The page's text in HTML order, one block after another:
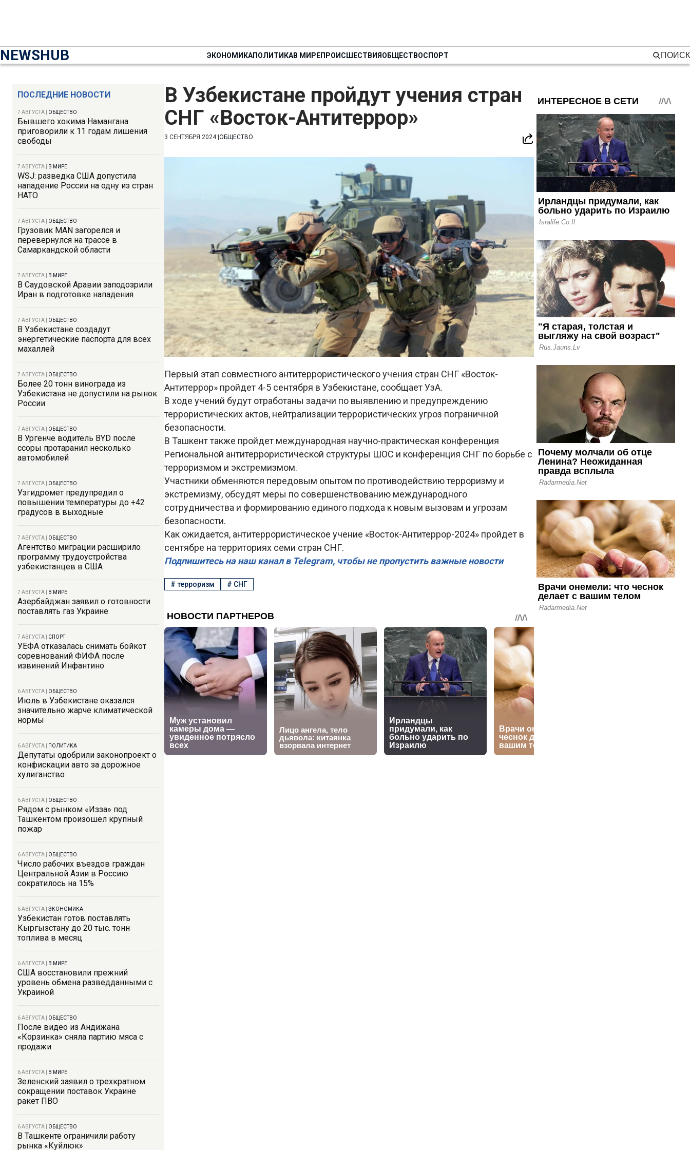
NEWSHUB ЭКОНОМИКАПОЛИТИКАВ МИРЕПРОИСШЕСТВИЯОБЩЕСТВОСПОРТ ПОИСК
ПОСЛЕДНИЕ НОВОСТИ
7 АВГУСТА ОБЩЕСТВО
Бывшего хокима Намангана
приговорили к 11 годам лишения
свободы
7 АВГУСТА В МИРЕ
WSJ: разведка США допустила
нападение России на одну из стран
НАТО
7 АВГУСТА ОБЩЕСТВО
Грузовик MAN загорелся и
перевернулся на трассе в
Самаркандской области
7 АВГУСТА В МИРЕ
В Саудовской Аравии заподозрили
Иран в подготовке нападения
7 АВГУСТА ОБЩЕСТВО
В Узбекистане создадут
энергетические паспорта для всех
махаллей
7 АВГУСТА ОБЩЕСТВО
Более 20 тонн винограда из
Узбекистана не допустили на рынок
России
7 АВГУСТА ОБЩЕСТВО
В Ургенче водитель BYD после
ссоры протаранил несколько
автомобилей
7 АВГУСТА ОБЩЕСТВО
Узгидромет предупредил о
повышении температуры до +42
градусов в выходные
7 АВГУСТА ОБЩЕСТВО
Агентство миграции расширило
программу трудоустройства
узбекистанцев в США
7 АВГУСТА В МИРЕ
Азербайджан заявил о готовности
поставлять газ Украине
7 АВГУСТА СПОРТ
УЕФА отказалась снимать бойкот
соревнований ФИФА после
извинений Инфантино
6 АВГУСТА ОБЩЕСТВО
Июль в Узбекистане оказался
значительно жарче климатической
нормы
6 АВГУСТА ПОЛИТИКА
Депутаты одобрили законопроект о
конфискации авто за дорожное
хулиганство
6 АВГУСТА ОБЩЕСТВО
Рядом с рынком «Изза» под
Ташкентом произошел крупный
пожар
6 АВГУСТА ОБЩЕСТВО
Число рабочих въездов граждан
Центральной Азии в Россию
сократилось на 15%
6 АВГУСТА ЭКОНОМИКА
Узбекистан готов поставлять
Кыргызстану до 20 тыс. тонн
топлива в месяц
6 АВГУСТА В МИРЕ
США восстановили прежний
уровень обмена разведданными с
Украиной
6 АВГУСТА ОБЩЕСТВО
После видео из Андижана
«Корзинка» сняла партию мяса с
продажи
6 АВГУСТА В МИРЕ
Зеленский заявил о трехкратном
сокращении поставок Украине
ракет ПВО
6 АВГУСТА ОБЩЕСТВО
В Ташкенте ограничили работу
рынка «Куйлюк»
В Узбекистане пройдут учения стран
СНГ «Восток-Антитеррор»
3 СЕНТЯБРЯ 2024| ОБЩЕСТВО
Первый этап совместного антитеррористического учения стран СНГ «Восток-
Антитеррор» пройдет 4-5 сентября в Узбекистане, сообщает УзА.
В ходе учений будут отработаны задачи по выявлению и предупреждению
террористических актов, нейтрализации террористических угроз пограничной
безопасности.
В Ташкент также пройдет международная научно-практическая конференция
Региональной антитеррористической структуры ШОС и конференция СНГ по борьбе с
терроризмом и экстремизмом.
Участники обменяются передовым опытом по противодействию терроризму и
экстремизму, обсудят меры по совершенствованию международного
сотрудничества и формированию единого подхода к новым вызовам и угрозам
безопасности.
Как ожидается, антитеррористическое учение «Восток-Антитеррор-2024» пройдет в
сентябре на территориях семи стран СНГ.
Подпишитесь на наш канал в Telegram, чтобы не пропустить важные новости
# терроризм # СНГ